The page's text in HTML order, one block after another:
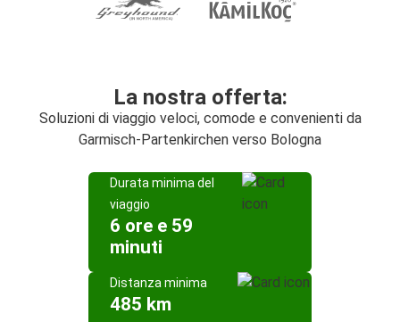
La nostra offerta:
Soluzioni di viaggio veloci, comode e convenienti da
Garmisch-Partenkirchen verso Bologna
Durata minima del
viaggio
6 ore e 59
minuti
Distanza minima
485 km